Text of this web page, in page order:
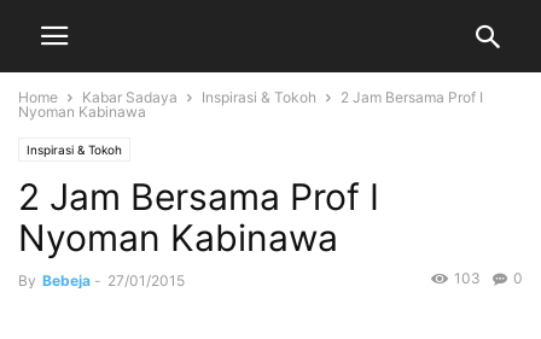
Home Kabar Sadaya Inspirasi & Tokoh
2 Jam Bersama Prof I
Nyoman Kabinawa
Inspirasi & Tokoh
2 Jam Bersama Prof I
Nyoman Kabinawa
By Bebeja - 27/01/2015 0
103